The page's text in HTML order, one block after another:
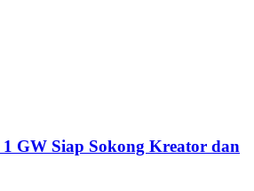
GW Siap Sokong Kreator dan